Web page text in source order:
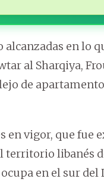
alcanzadas en lo
al Sharqiya,
de
en vigor, que
territorio libanés
en el sur del